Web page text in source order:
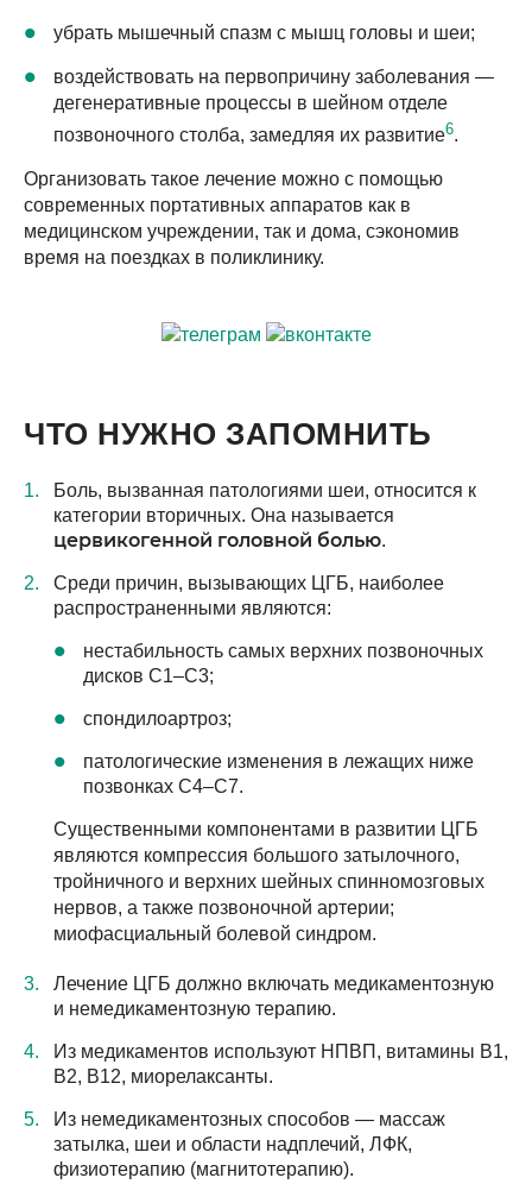
убрать мышечный спазм с мышц головы и шеи;
воздействовать на первопричину заболевания —
дегенеративные процессы в шейном отделе
позвоночного столба, замедляя их развитие6.
Организовать такое лечение можно с помощью
современных портативных аппаратов как в
медицинском учреждении, так и дома, сэкономив
время на поездках в поликлинику.
ЧТО НУЖНО ЗАПОМНИТЬ
Боль, вызванная патологиями шеи, относится к
категории вторичных. Она называется
цервикогенной головной болью.
Среди причин, вызывающих ЦГБ, наиболее
распространенными являются:
нестабильность самых верхних позвоночных
дисков С1–С3;
спондилоартроз;
патологические изменения в лежащих ниже
позвонках С4–С7.
Существенными компонентами в развитии ЦГБ
являются компрессия большого затылочного,
тройничного и верхних шейных спинномозговых
нервов, а также позвоночной артерии;
миофасциальный болевой синдром.
Лечение ЦГБ должно включать медикаментозную
и немедикаментозную терапию.
Из медикаментов используют НПВП, витамины В1,
В2, В12, миорелаксанты.
Из немедикаментозных способов — массаж
затылка, шеи и области надплечий, ЛФК,
физиотерапию (магнитотерапию).